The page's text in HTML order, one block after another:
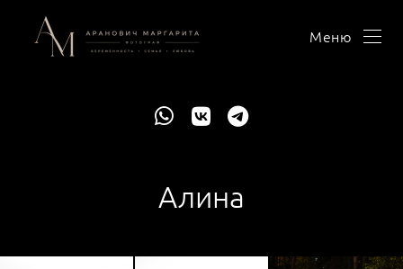
Меню
Алина